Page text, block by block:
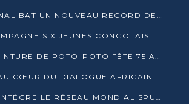
CONGO TERMINAL BAT UN NOUVEAU RECORD DE PRODUCTIVITÉ AU PORT DE POINTE-NOIRE
LA SNPC ACCOMPAGNE SIX JEUNES CONGOLAIS AUX OLYMPIADES PANAFRICAINES DE MATHÉMATIQUES
L’ÉCOLE DE PEINTURE DE POTO-POTO FÊTE 75 ANS AU SERVICE DE L’ART CONGOLAIS
BRAZZAVILLE AU CŒUR DU DIALOGUE AFRICAIN SUR LES OBJECTIFS DE DÉVELOPPEMENT DURABLE
RUDE NGOMA INTÈGRE LE RÉSEAU MONDIAL SPUTNIK PRO APRÈS UNE FORMATION À MOSCOU